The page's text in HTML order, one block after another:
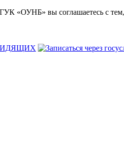
«ОУНБ» вы соглашаетесь с